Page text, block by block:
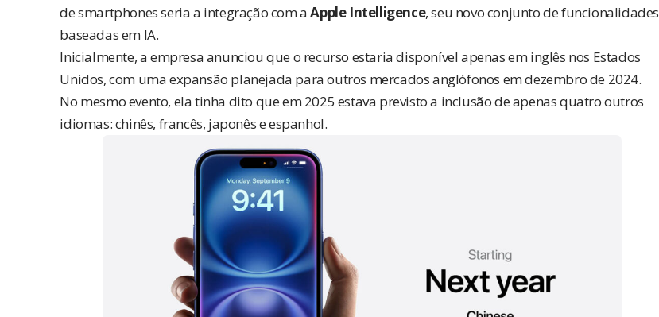
de smartphones seria a integração com aApple Intelligence, seu novo conjunto de funcionalidades
baseadas em IA.
Inicialmente, a empresa anunciou que o recurso estaria disponível apenas em inglês nos Estados
Unidos, com uma expansão planejada para outros mercados anglófonos em dezembro de 2024.
No mesmo evento, ela tinha dito que em 2025 estava previsto a inclusão de apenas quatro outros
idiomas: chinês, francês, japonês e espanhol.